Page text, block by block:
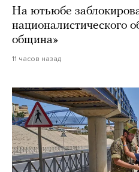
На ютьюбе
националистического
община»
11 часов назад